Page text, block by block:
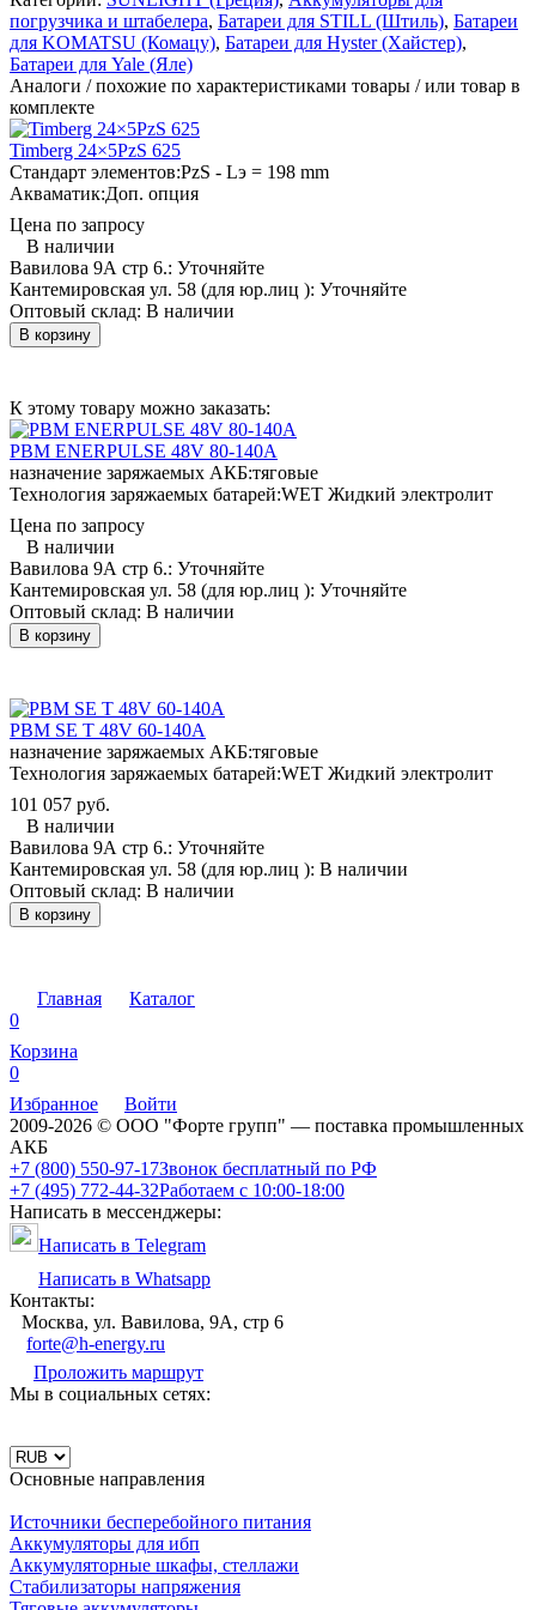
погрузчика и штабелера, Батареи для STILL (Штиль), Батареи
для KOMATSU (Комацу), Батареи для Hyster (Хайстер),
Батареи для Yale (Яле)
Аналоги / похожие по характеристиками товары / или товар в
комплекте
Timberg 24×5PzS 625
Стандарт элементов:PzS - Lэ = 198 mm
Акваматик:Доп. опция
Цена по запросу
В наличии
Вавилова 9А стр 6.: Уточняйте
Кантемировская ул. 58 (для юр.лиц ): Уточняйте
Оптовый склад: В наличии
В корзину
К этому товару можно заказать:
PBM ENERPULSE 48V 80-140A
назначение заряжаемых АКБ:тяговые
Технология заряжаемых батарей:WET Жидкий электролит
Цена по запросу
В наличии
Вавилова 9А стр 6.: Уточняйте
Кантемировская ул. 58 (для юр.лиц ): Уточняйте
Оптовый склад: В наличии
В корзину
PBM SE T 48V 60-140A
назначение заряжаемых АКБ:тяговые
Технология заряжаемых батарей:WET Жидкий электролит
101 057 руб.
В наличии
Вавилова 9А стр 6.: Уточняйте
Кантемировская ул. 58 (для юр.лиц ): В наличии
Оптовый склад: В наличии
В корзину
Главная
Каталог
0
Корзина
0
Избранное
Войти
2009-2026 © ООО "Форте групп" — поставка промышленных
АКБ
+7 (800) 550-97-17Звонок бесплатный по РФ
+7 (495) 772-44-32Работаем с 10:00-18:00
Написать в мессенджеры:
Написать в Telegram
Написать в Whatsapp
Контакты:
Москва, ул. Вавилова, 9А, стр 6
forte@h-energy.ru
Проложить маршрут
Мы в социальных сетях:
Основные направления
Источники бесперебойного питания
Аккумуляторы для ибп
Аккумуляторные шкафы, стеллажи
Стабилизаторы напряжения